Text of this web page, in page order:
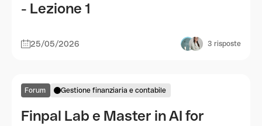
- Lezione 1
25/05/2026 3 risposte
Forum Gestione finanziaria e contabile
Finpal Lab e Master in AI for